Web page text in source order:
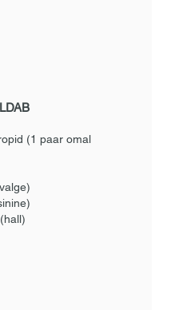
(1 paar omal